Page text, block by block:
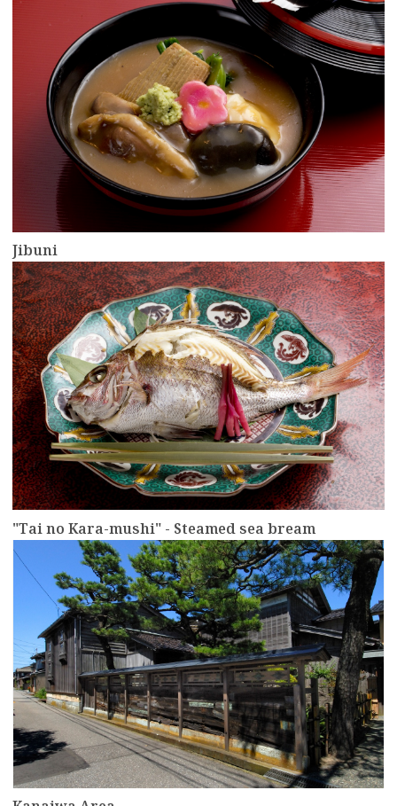
Jibuni
"Tai no Kara-mushi" - Steamed sea bream
more
more